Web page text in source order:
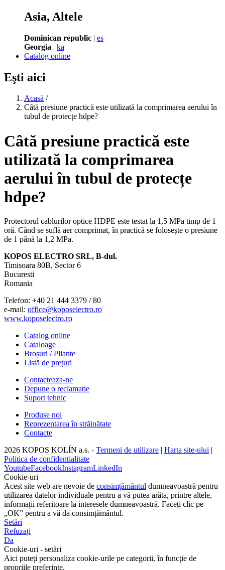
Asia, Altele
Dominican republic | es
Georgia | ka
Catalog online
Eşti aici
Acasă /
Câtă presiune practică este utilizată la comprimarea aerului în
tubul de protecțe hdpe?
Câtă presiune practică este
utilizată la comprimarea
aerului în tubul de protecțe
hdpe?
Protectorul cablurilor optice HDPE este testat la 1,5 MPa timp de 1
oră. Când se suflă aer comprimat, în practică se folosește o presiune
de 1 până la 1,2 MPa.
KOPOS ELECTRO SRL, B-dul.
Timisoara 80B, Sector 6
Bucuresti
Romania
Telefon: +40 21 444 3379 / 80
e-mail: office@koposelectro.ro
www.koposelectro.ro
Catalog online
Cataloage
Broșuri / Pliante
Listă de prețuri
Contacteaza-ne
Depune o reclamație
Suport tehnic
Produse noi
Reprezentarea în străinătate
Contacte
2026 KOPOS KOLÍN a.s. - Termeni de utilizare | Harta site-ului |
Politica de confidentialitate
YoutubeFacebookInstagramLinkedIn
Cookie-uri
Acest site web are nevoie de consimțământul dumneavoastră pentru
utilizarea datelor individuale pentru a vă putea arăta, printre altele,
informații referitoare la interesele dumneavoastră. Faceți clic pe
„OK” pentru a vă da consimțământul.
Setări
Refuzați
Da
Cookie-uri - setări
Aici puteți personaliza cookie-urile pe categorii, în funcție de
propriile preferințe.